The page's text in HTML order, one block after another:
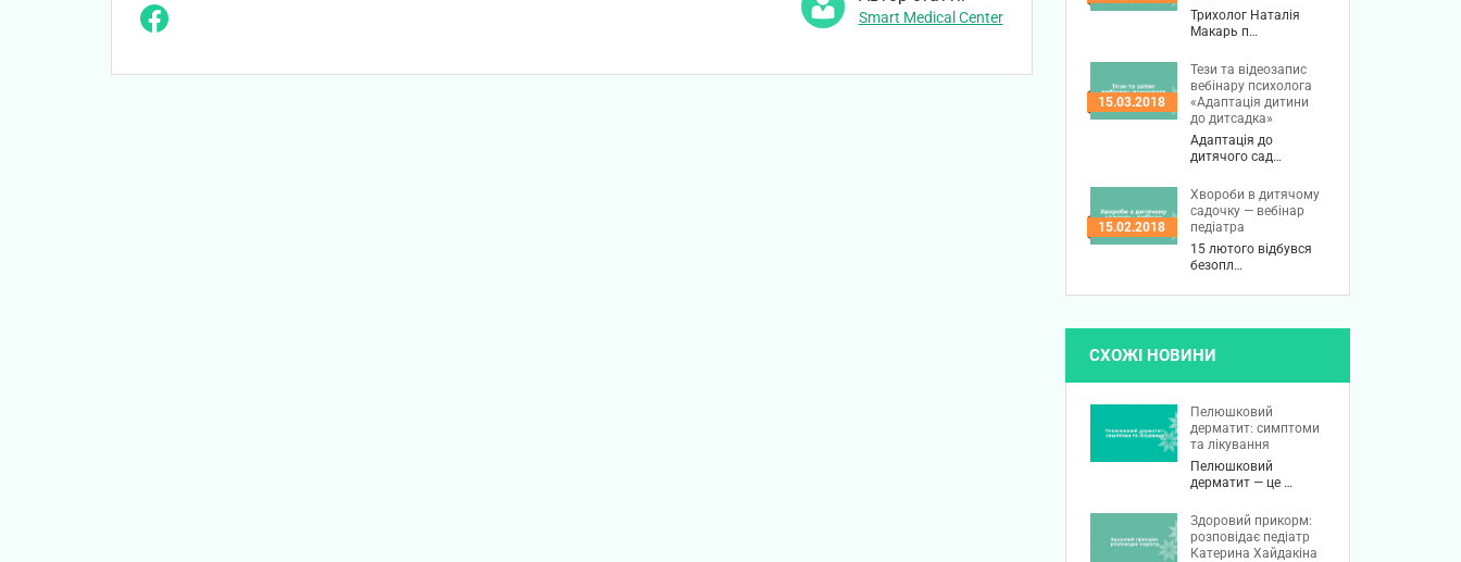
Smart Medical Center
Трихолог Наталія
Макарь п…
15.03.2018
Тези та відеозапис
вебінару психолога
«Адаптація дитини
до дитсадка»
Адаптація до
дитячого сад…
15.02.2018
Хвороби в дитячому
садочку — вебінар
педіатра
15 лютого відбувся
безопл…
СХОЖІ НОВИНИ
Пелюшковий
дерматит: симптоми
та лікування
Пелюшковий
дерматит — це …
Здоровий прикорм:
розповідає педіатр
Катерина Хайдакіна